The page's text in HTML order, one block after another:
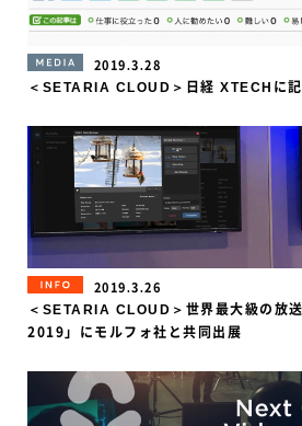
MEDIA
2019.3.28
＜SETARIA CLOUD＞日経 XTECHに
INFORMATION
2019.3.26
＜SETARIA CLOUD＞世界最大級の放
2019」にモルフォ社と共同出展